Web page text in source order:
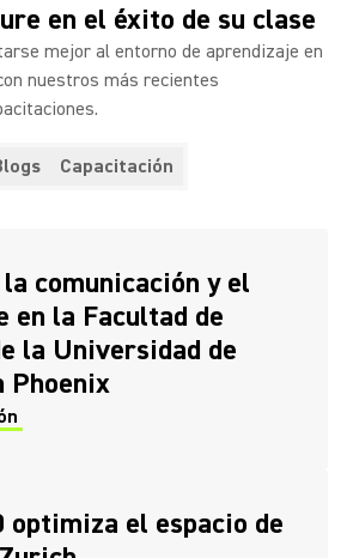
en el éxito de su clase
mejor al entorno de aprendizaje en
nuestros más recientes
Capacitación
comunicación y el
en la Facultad de
la Universidad de
Phoenix
optimiza el espacio de